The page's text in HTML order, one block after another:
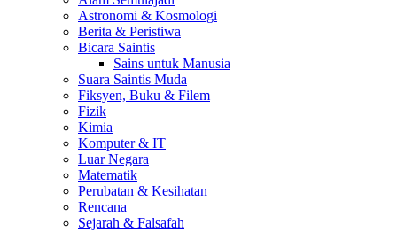
Astronomi & Kosmologi
Berita & Peristiwa
Bicara Saintis
Sains untuk Manusia
Suara Saintis Muda
Fiksyen, Buku & Filem
Fizik
Kimia
Komputer & IT
Luar Negara
Matematik
Perubatan & Kesihatan
Rencana
Sejarah & Falsafah